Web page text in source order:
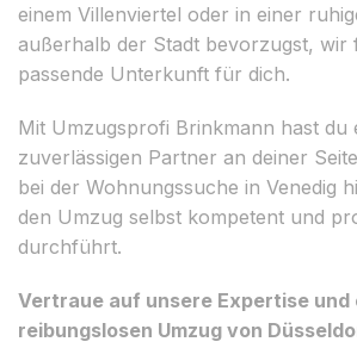
einem Villenviertel oder in einer
außerhalb der Stadt bevorzugst, wir
passende Unterkunft für dich.
Mit Umzugsprofi Brinkmann hast du
zuverlässigen Partner an deiner
bei der Wohnungssuche in Venedig
den Umzug selbst kompetent und
durchführt.
Vertraue auf unsere Expertise und
reibungslosen Umzug von